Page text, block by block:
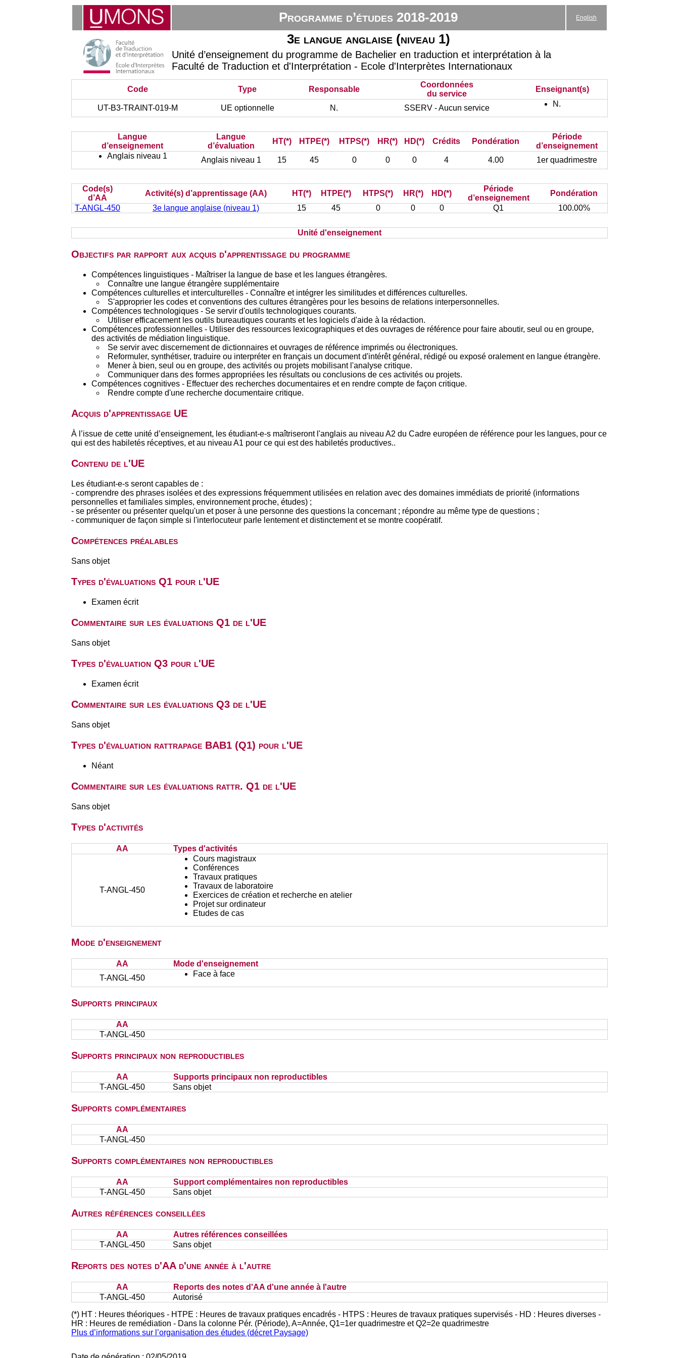
Programme d’études 2018-2019 English
3e langue anglaise (niveau 1)
Unité d’enseignement du programme de Bachelier en traduction et interprétation à la
Faculté de Traduction et d'Interprétation - Ecole d'Interprètes Internationaux
Code Type Responsable
Coordonnées
du service
Enseignant(s)
UT-B3-TRAINT-019-M UE optionnelle N. SSERV - Aucun service N.
Langue
d’enseignement
Langue
d’évaluation
HT(*) HTPE(*) HTPS(*) HR(*) HD(*) Crédits Pondération
Période
d’enseignement
Anglais niveau 1
Anglais niveau 1 15 45 0 0 0 4 4.00 1er quadrimestre
Code(s)
d’AA
Activité(s) d’apprentissage (AA) HT(*) HTPE(*) HTPS(*) HR(*) HD(*)
Période
d’enseignement
Pondération
T-ANGL-450
3e langue anglaise (niveau 1) 15 45 0 0 0 Q1 100.00%
Unité d'enseignement
Objectifs par rapport aux acquis d'apprentissage du programme
Compétences linguistiques - Maîtriser la langue de base et les langues étrangères.
Connaître une langue étrangère supplémentaire
Compétences culturelles et interculturelles - Connaître et intégrer les similitudes et différences culturelles.
S'approprier les codes et conventions des cultures étrangères pour les besoins de relations interpersonnelles.
Compétences technologiques - Se servir d'outils technologiques courants.
Utiliser efficacement les outils bureautiques courants et les logiciels d'aide à la rédaction.
Compétences professionnelles - Utiliser des ressources lexicographiques et des ouvrages de référence pour faire aboutir, seul ou en groupe,
des activités de médiation linguistique.
Se servir avec discernement de dictionnaires et ouvrages de référence imprimés ou électroniques.
Reformuler, synthétiser, traduire ou interpréter en français un document d'intérêt général, rédigé ou exposé oralement en langue étrangère.
Mener à bien, seul ou en groupe, des activités ou projets mobilisant l'analyse critique.
Communiquer dans des formes appropriées les résultats ou conclusions de ces activités ou projets.
Compétences cognitives - Effectuer des recherches documentaires et en rendre compte de façon critique.
Rendre compte d'une recherche documentaire critique.
Acquis d'apprentissage UE
À l’issue de cette unité d’enseignement, les étudiant-e-s maîtriseront l'anglais au niveau A2 du Cadre européen de référence pour les langues, pour ce
qui est des habiletés réceptives, et au niveau A1 pour ce qui est des habiletés productives..
Contenu de l'UE
Les étudiant-e-s seront capables de :
- comprendre des phrases isolées et des expressions fréquemment utilisées en relation avec des domaines immédiats de priorité (informations
personnelles et familiales simples, environnement proche, études) ;
- se présenter ou présenter quelqu'un et poser à une personne des questions la concernant ; répondre au même type de questions ;
- communiquer de façon simple si l'interlocuteur parle lentement et distinctement et se montre coopératif.
Compétences préalables
Sans objet
Types d'évaluations Q1 pour l'UE
Examen écrit
Commentaire sur les évaluations Q1 de l'UE
Sans objet
Types d'évaluation Q3 pour l'UE
Examen écrit
Commentaire sur les évaluations Q3 de l'UE
Sans objet
Types d'évaluation rattrapage BAB1 (Q1) pour l'UE
Néant
Commentaire sur les évaluations rattr. Q1 de l'UE
Sans objet
Types d'activités
AA Types d'activités
T-ANGL-450
Cours magistraux
Conférences
Travaux pratiques
Travaux de laboratoire
Exercices de création et recherche en atelier
Projet sur ordinateur
Etudes de cas
Mode d'enseignement
AA
Mode d'enseignement
T-ANGL-450
Face à face
Supports principaux
AA
T-ANGL-450
Supports principaux non reproductibles
AA
Supports principaux non reproductibles
T-ANGL-450
Sans objet
Supports complémentaires
AA
T-ANGL-450
Supports complémentaires non reproductibles
AA
Support complémentaires non reproductibles
T-ANGL-450
Sans objet
Autres références conseillées
AA
Autres références conseillées
T-ANGL-450
Sans objet
Reports des notes d'AA d'une année à l'autre
AA
Reports des notes d'AA d'une année à l'autre
T-ANGL-450
Autorisé
(*) HT : Heures théoriques - HTPE : Heures de travaux pratiques encadrés - HTPS : Heures de travaux pratiques supervisés - HD : Heures diverses -
HR : Heures de remédiation - Dans la colonne Pér. (Période), A=Année, Q1=1er quadrimestre et Q2=2e quadrimestre
Plus d’informations sur l’organisation des études (décret Paysage)